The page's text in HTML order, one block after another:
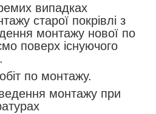
випадках
старої покрівлі з
монтажу нової по
поверх існуючого
по монтажу.
монтажу при